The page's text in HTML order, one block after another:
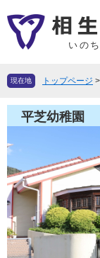
ー
先
す
。
ニ
を
し
て
文
へ
いの
現在地 トップページ >
平芝幼稚園